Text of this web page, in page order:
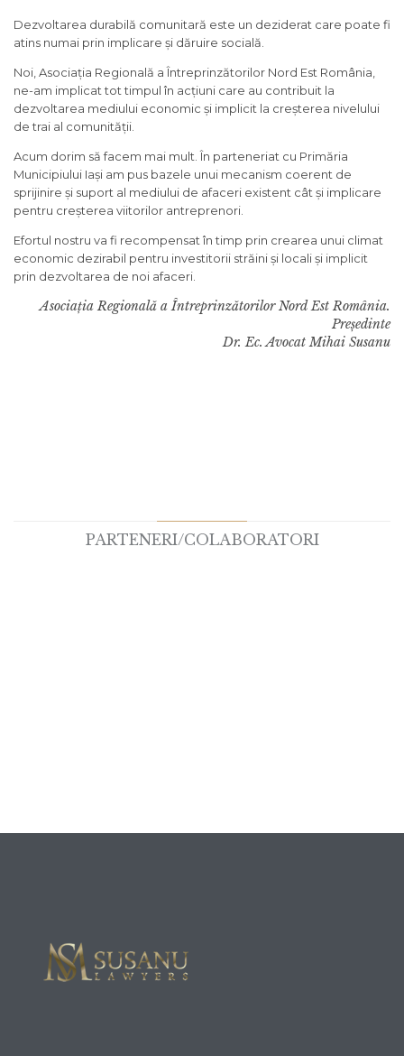
Dezvoltarea durabilă comunitară este un deziderat care poate fi
atins numai prin implicare și dăruire socială.
Noi, Asociația Regională a Întreprinzătorilor Nord Est România,
ne-am implicat tot timpul în acțiuni care au contribuit la
dezvoltarea mediului economic și implicit la creșterea nivelului
de trai al comunității.
Acum dorim să facem mai mult. În parteneriat cu Primăria
Municipiului Iași am pus bazele unui mecanism coerent de
sprijinire și suport al mediului de afaceri existent cât și implicare
pentru creșterea viitorilor antreprenori.
Efortul nostru va fi recompensat în timp prin crearea unui climat
economic dezirabil pentru investitorii străini și locali și implicit
prin dezvoltarea de noi afaceri.
Asociația Regională a Întreprinzătorilor Nord Est România.
Președinte
Dr. Ec. Avocat Mihai Susanu
PARTENERI/COLABORATORI